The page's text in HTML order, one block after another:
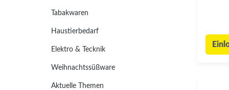
Tabakwaren
Haustierbedarf
Elektro & Tecknik
Weihnachtssüßware
Aktuelle Themen